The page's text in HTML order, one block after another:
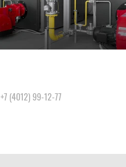
+7 (4012) 99-12-77